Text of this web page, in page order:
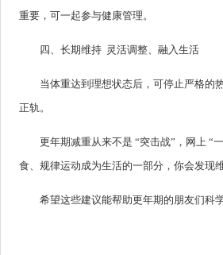
重要，可一起参与健康管理。
四、长期维持 灵活调整、融入生活
当体重达到理想状态后，可停止严格的
正轨。
更年期减重从来不是 “突击战”，网上 “
食、规律运动成为生活的一部分，你会发现
希望这些建议能帮助更年期的朋友们科